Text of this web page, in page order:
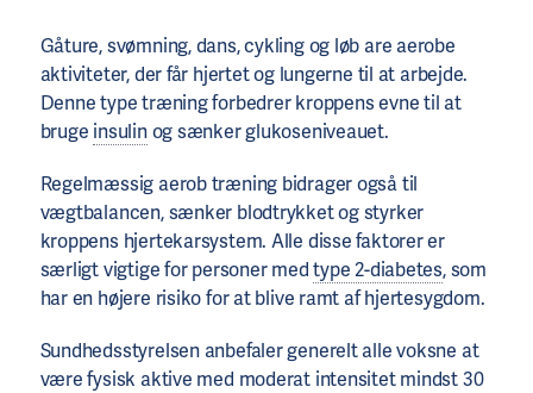
Gåture, svømning, dans, cykling og løb are aerobe
aktiviteter, der får hjertet og lungerne til at arbejde.
Denne type træning forbedrer kroppens evne til at
bruge insulinog sænker glukoseniveauet.
Regelmæssig aerob træning bidrager også til
vægtbalancen, sænker blodtrykket og styrker
kroppens hjertekarsystem. Alle disse faktorer er
særligt vigtige for personer medtype 2-diabetes, som
har en højere risiko for at blive ramt af hjertesygdom.
Sundhedsstyrelsen anbefaler generelt alle voksne at
være fysisk aktive med moderat intensitet mindst 30